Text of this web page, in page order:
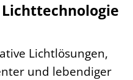
Lichtlösungen,
und lebendiger